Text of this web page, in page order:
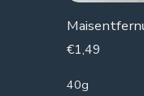
€1,49
40g